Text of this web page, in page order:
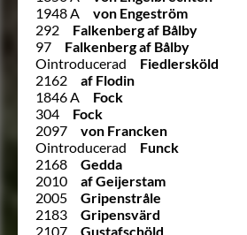
1948 A
von Engeström
292
Falkenberg af Bålby
97
Falkenberg af Bålby
Ointroducerad
Fiedlersköld
2162
af Flodin
1846 A
Fock
304
Fock
2097
von Francken
Ointroducerad
Funck
2168
Gedda
2010
af Geijerstam
2005
Gripenstråle
2183
Gripensvärd
2107
Gustafschöld